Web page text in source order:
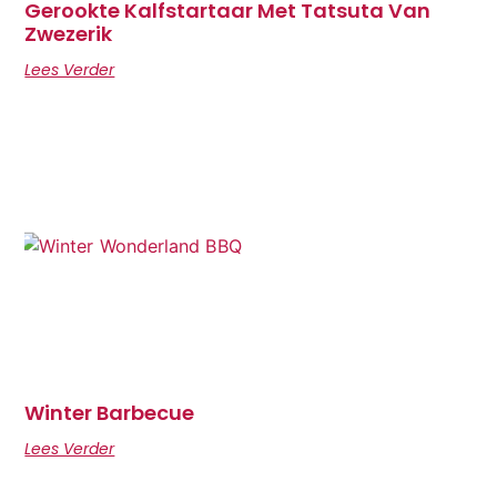
Gerookte Kalfstartaar Met Tatsuta Van
Zwezerik
Lees Verder
Winter Barbecue
Lees Verder